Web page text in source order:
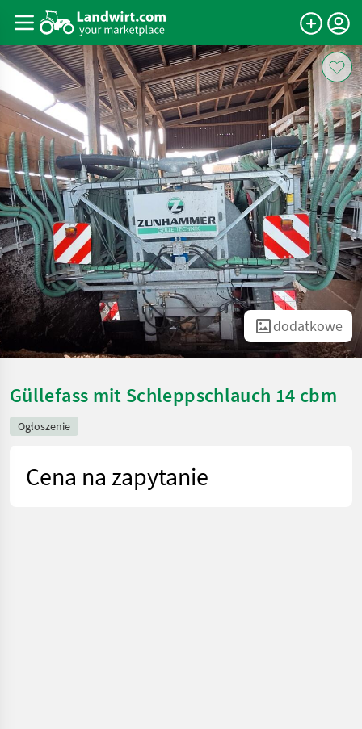
dodatkowe
Güllefass mit Schleppschlauch 14 cbm
Ogłoszenie
Cena na zapytanie